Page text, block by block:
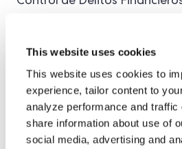
This website uses cookies
This website uses cookies to
experience, tailor content to
analyze performance and traffic
share information about use of
social media, advertising and
y elGrupo Directivo Conjunto
Capitales del Reino Unido
Diligencia debida del